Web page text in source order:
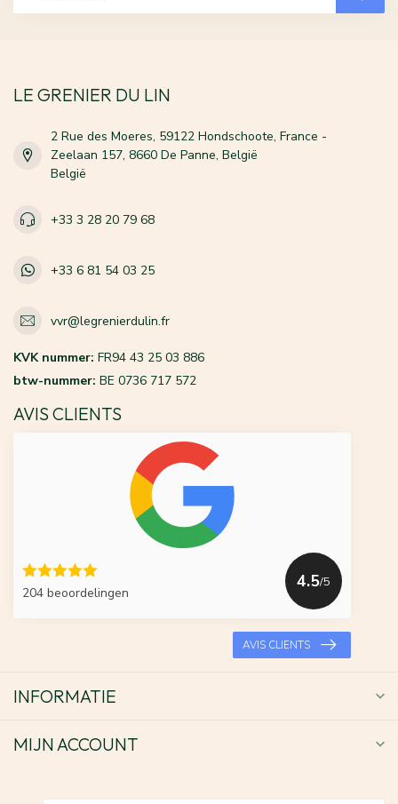
LE GRENIER DU LIN
2 Rue des Moeres, 59122 Hondschoote, France -
Zeelaan 157, 8660 De Panne, België
België
+33 3 28 20 79 68
+33 6 81 54 03 25
vvr@legrenierdulin.fr
KVK nummer: FR94 43 25 03 886
btw-nummer: BE 0736 717 572
AVIS CLIENTS
204 beoordelingen
4.5/5
AVIS CLIENTS
INFORMATIE
MIJN ACCOUNT